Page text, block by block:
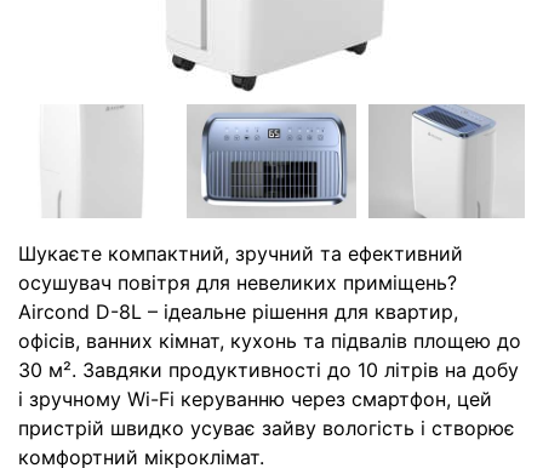
Шукаєте компактний, зручний та ефективний
осушувач повітря для невеликих приміщень?
Aircond D-8L – ідеальне рішення для квартир,
офісів, ванних кімнат, кухонь та підвалів площею до
30 м². Завдяки продуктивності до 10 літрів на добу
і зручному Wi-Fi керуванню через смартфон, цей
пристрій швидко усуває зайву вологість і створює
комфортний мікроклімат.